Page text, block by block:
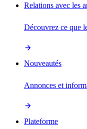
Relations avec les
Découvrez ce que
Nouveautés
Annonces et
Plateforme